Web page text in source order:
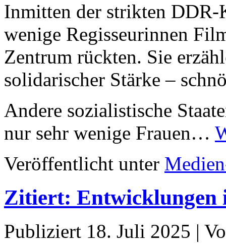
Inmitten der strikten
wenige Regisseurinnen
Zentrum rückten. Sie
solidarischer Stärke –
Andere sozialistische
nur sehr wenige Frauen…
Veröffentlicht unter
Zitiert: Entwicklungen
Publiziert 18. Juli 2025 |